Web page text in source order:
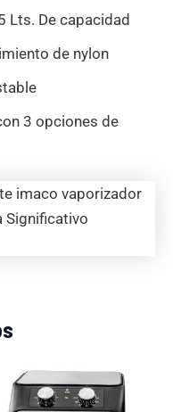
Lts. De capacidad
de nylon
3 opciones de
precio
original
precio